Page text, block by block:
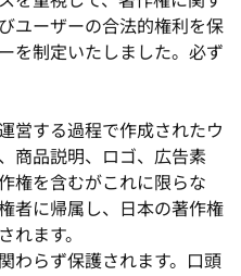
ユーザーの合法的権利を保
を制定いたしました。必ず
営する過程で作成されたウ
商品説明、ロゴ、広告素
権を含むがこれに限らな
者に帰属し、日本の著作権
ます。
わらず保護されます。口頭